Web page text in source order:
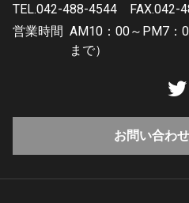
TEL.042-488-4544
FAX.042-
営業時間 AM10：00～PM7：
まで）
お問い合わ